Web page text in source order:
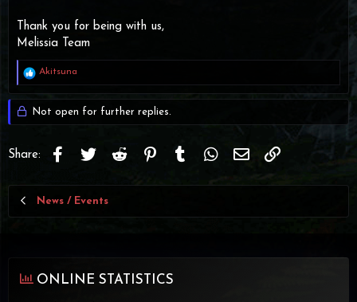
Thank you for being with us,
Melissia Team
R
e
a
c
n
:
Akitsuna
Not open for further replies.
Share: Facebook
Twitter Reddit PinterestTumblr WhatsApp
Email
News / Events
ONLINE STATISTICS